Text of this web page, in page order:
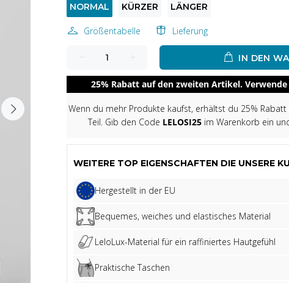
NORMAL KÜRZER LÄNGER
Größentabelle Lieferung
IN DEN
25% Rabatt auf den zweiten Artikel. Verwende
Wenn du mehr Produkte kaufst, erhältst du 25%
Teil. Gib den Code LELOSI25 im Warenkorb ein
WEITERE TOP EIGENSCHAFTEN DIE UNSERE
Hergestellt in der EU
Bequemes, weiches und elastisches Material
LeloLux-Material für ein raffiniertes Hautgefühl
Praktische Taschen